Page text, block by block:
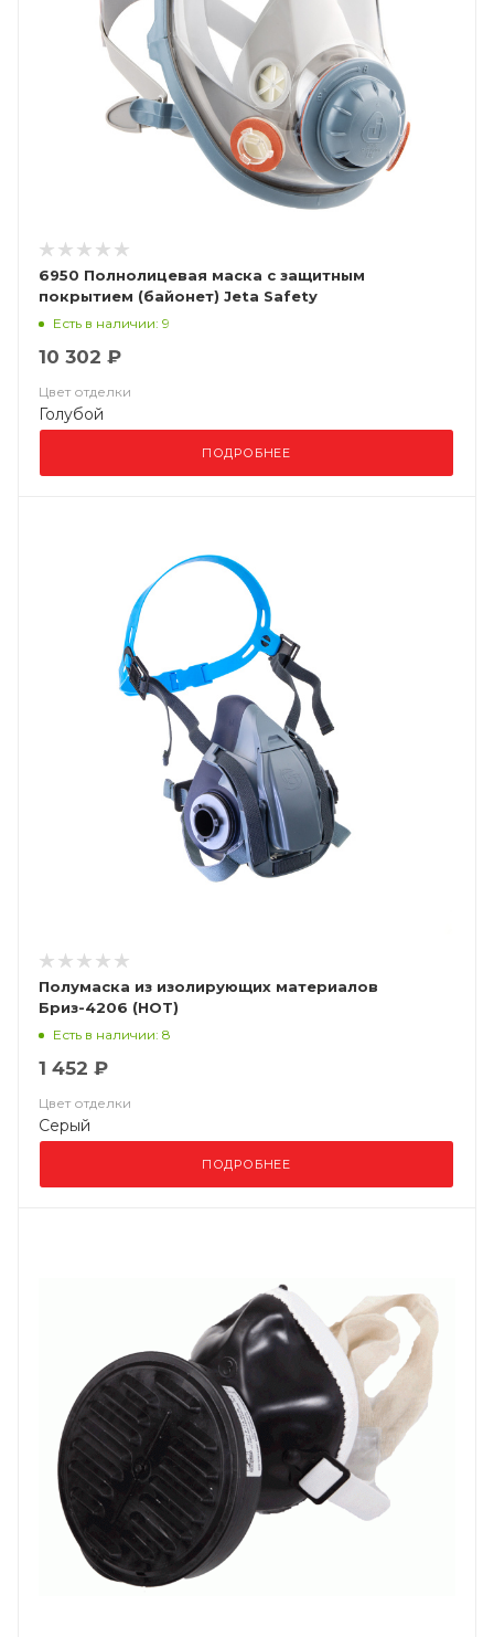
6950 Полнолицевая маска с защитным
покрытием (байонет) Jeta Safety
Есть в наличии: 9
10 302 ₽
Цвет отделки
Голубой
ПОДРОБНЕЕ
Полумаска из изолирующих материалов
Бриз-4206 (НОТ)
Есть в наличии: 8
1 452 ₽
Цвет отделки
Серый
ПОДРОБНЕЕ